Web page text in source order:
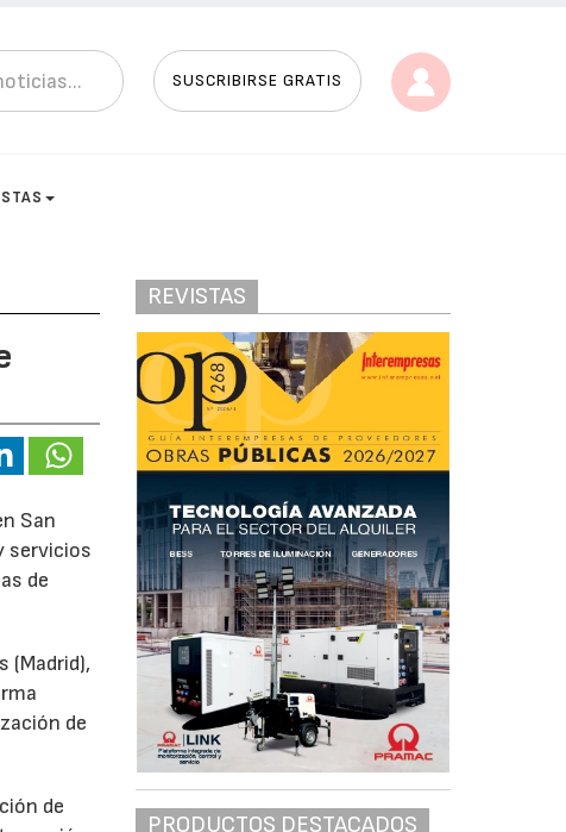
SUSCRIBIRSE GRATIS
San
servicios
de
(Madrid),
de
de
REVISTAS
PRODUCTOS DESTACADOS